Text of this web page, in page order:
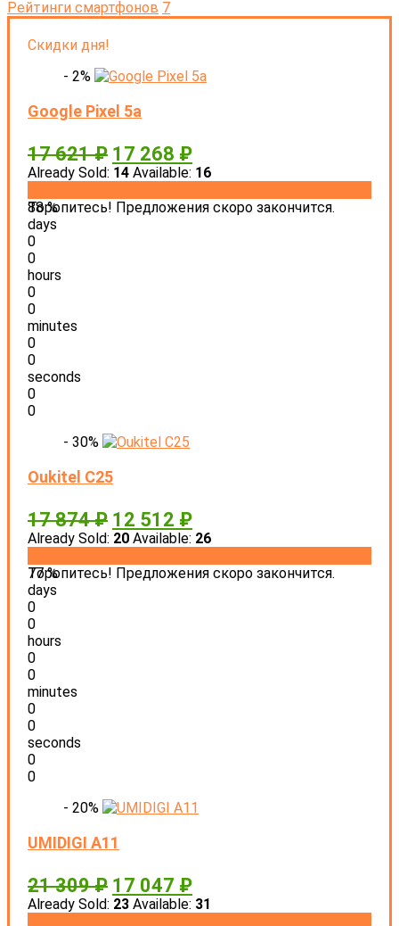
Рейтинги смартфонов 7
Скидки дня!
- 2%
Google Pixel 5a
17 621₽ 17 268 ₽
Already Sold: 14 Available: 16
88 %
Торопитесь! Предложения скоро закончится.
days
0
0
hours
0
0
minutes
0
0
seconds
0
0
- 30%
Oukitel C25
17 874₽ 12 512 ₽
Already Sold: 20 Available: 26
77 %
Торопитесь! Предложения скоро закончится.
days
0
0
hours
0
0
minutes
0
0
seconds
0
0
- 20%
UMIDIGI A11
21 309₽ 17 047 ₽
Already Sold: 23 Available: 31